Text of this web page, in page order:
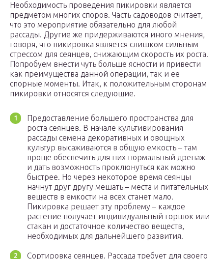
Необходимость проведения пикировки является
предметом многих споров. Часть садоводов считает,
что это мероприятие обязательно для любой
рассады. Другие же придерживаются иного мнения,
говоря, что пикировка является слишком сильным
стрессом для сеянцев, снижающим скорость их роста.
Попробуем внести чуть больше ясности и привести
как преимущества данной операции, так и ее
спорные моменты. Итак, к положительным сторонам
пикировки относятся следующие.
Предоставление большего пространства для
роста сеянцев. В начале культивирования
рассады семена декоративных и овощных
культур высаживаются в общую емкость – там
проще обеспечить для них нормальный дренаж
и дать возможность проклюнуться как можно
быстрее. Но через некоторое время сеянцы
начнут друг другу мешать – места и питательных
веществ в емкости на всех станет мало.
Пикировка решает эту проблему – каждое
растение получает индивидуальный горшок или
стакан и достаточное количество веществ,
необходимых для дальнейшего развития.
Сортировка сеянцев. Рассада требует для своего